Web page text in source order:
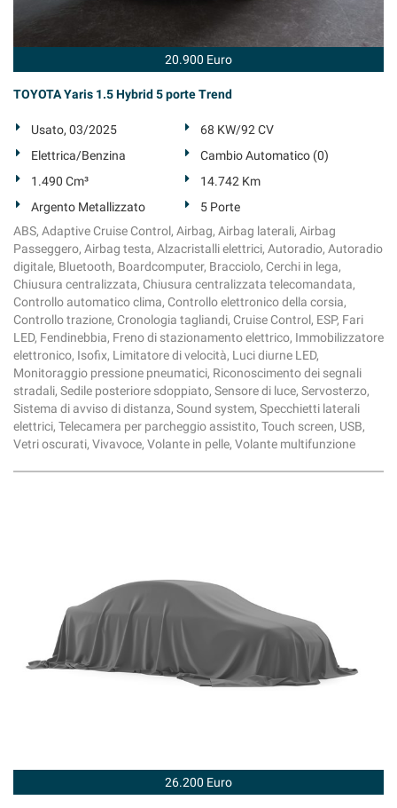
20.900 Euro
TOYOTA Yaris 1.5 Hybrid 5 porte Trend
Usato, 03/2025
68 KW/92 CV
Elettrica/Benzina
Cambio Automatico (0)
1.490 Cm³
14.742 Km
Argento Metallizzato
5 Porte
ABS, Adaptive Cruise Control, Airbag, Airbag laterali, Airbag
Passeggero, Airbag testa, Alzacristalli elettrici, Autoradio, Autoradio
digitale, Bluetooth, Boardcomputer, Bracciolo, Cerchi in lega,
Chiusura centralizzata, Chiusura centralizzata telecomandata,
Controllo automatico clima, Controllo elettronico della corsia,
Controllo trazione, Cronologia tagliandi, Cruise Control, ESP, Fari
LED, Fendinebbia, Freno di stazionamento elettrico, Immobilizzatore
elettronico, Isofix, Limitatore di velocità, Luci diurne LED,
Monitoraggio pressione pneumatici, Riconoscimento dei segnali
stradali, Sedile posteriore sdoppiato, Sensore di luce, Servosterzo,
Sistema di avviso di distanza, Sound system, Specchietti laterali
elettrici, Telecamera per parcheggio assistito, Touch screen, USB,
Vetri oscurati, Vivavoce, Volante in pelle, Volante multifunzione
26.200 Euro